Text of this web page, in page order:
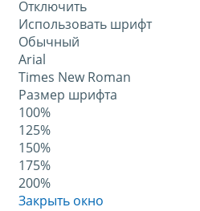
Отключить
Использовать шрифт
Обычный
Arial
Times New Roman
Размер шрифта
100%
125%
150%
175%
200%
Закрыть окно